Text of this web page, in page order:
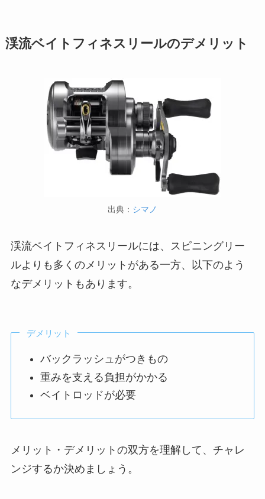
渓流ベイトフィネスリールのデメリット
出典： シマノ
渓流ベイトフィネスリールには、スピニングリー
ルよりも多くのメリットがある一方、以下のよう
なデメリットもあります。
デメリット
バックラッシュがつきもの
重みを支える負担がかかる
ベイトロッドが必要
メリット・デメリットの双方を理解して、チャレ
ンジするか決めましょう。